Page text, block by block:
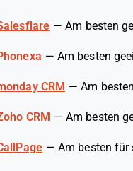
—Am besten
— Am besten
CRM —Am
CRM —Am besten
—Am besten für